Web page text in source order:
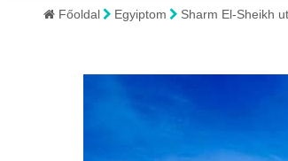
Főoldal Egyiptom Sharm El-Sheikh